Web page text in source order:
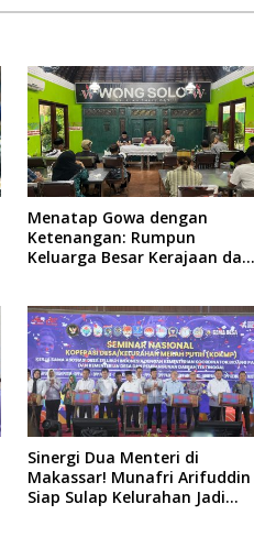
Menatap Gowa dengan
Ketenangan: Rumpun
Keluarga Besar Kerajaan dan
Musyawarah, Ingatkan Soal
Adat dan Adab
Sinergi Dua Menteri di
Makassar! Munafri Arifuddin
Siap Sulap Kelurahan Jadi